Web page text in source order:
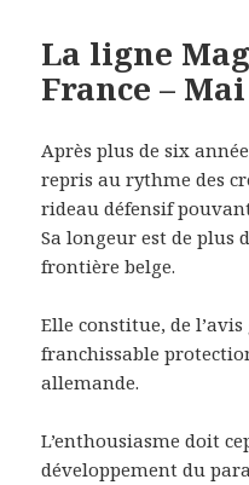
La ligne
France –
Après plus de six
repris au rythme des
rideau défensif
Sa longeur est de plus
frontière belge.
Elle constitue, de
franchissable
allemande.
L’enthousiasme doit
développement du